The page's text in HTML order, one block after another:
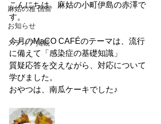
麻姑の雅 国富
お知らせ
メディア掲載
こんにちは。麻姑の小町伊島の赤澤で
す。
今月のMaCO CAFÉのテーマは、流行
に備えて「感染症の基礎知識」
質疑応答を交えながら、対応について
学びました。
おやつは、南瓜ケーキでした♪